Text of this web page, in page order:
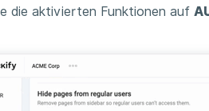
die aktivierten Funktionen auf